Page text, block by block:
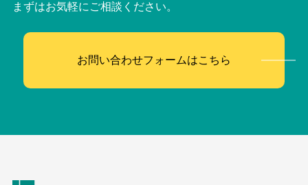
まずはお気軽にご相談ください。
お問い合わせフォームはこちら